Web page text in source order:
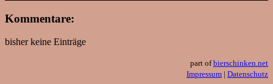
Kommentare:
bisher keine Einträge
part ofbierschinken.net
Impressum | Datenschutz